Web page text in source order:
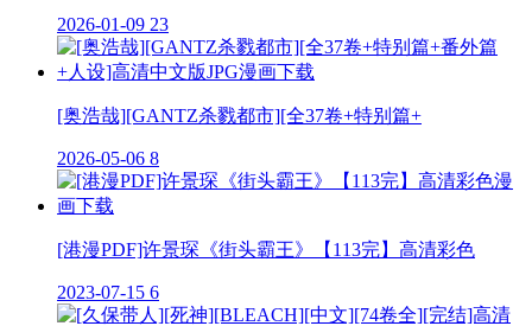
2026-01-09 23
[奥浩哉][GANTZ杀戮都市][全37卷+特别篇+
2026-05-06 8
[港漫PDF]许景琛《街头霸王》【113完】高清彩色
2023-07-15 6